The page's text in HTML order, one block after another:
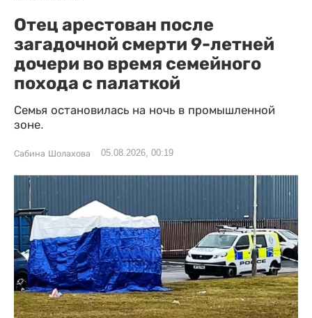
Отец арестован после
загадочной смерти 9-летней
дочери во время семейного
похода с палаткой
Семья остановилась на ночь в промышленной
зоне.
Сабина Шолахова 05.08.2026, 00:19